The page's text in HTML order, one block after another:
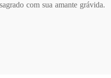
com sua amante grávida.